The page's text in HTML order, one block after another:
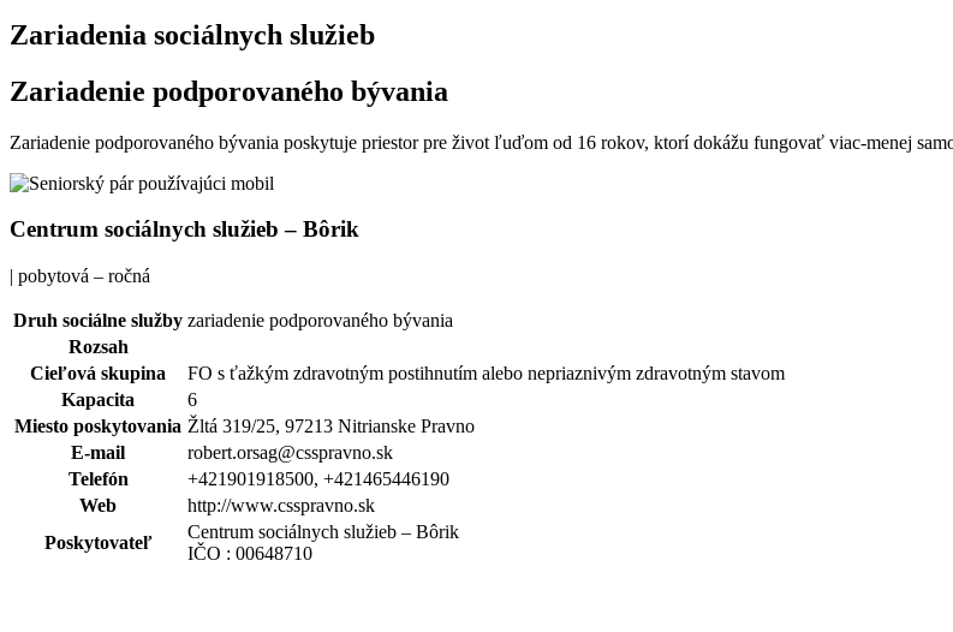
Zariadenia sociálnych služieb
Zariadenie podporovaného bývania
Zariadenie podporovaného bývania poskytuje priestor pre život ľuďom od 16 rokov, ktorí dokážu fungovať viac-menej
Centrum sociálnych služieb – Bôrik
| pobytová – ročná
Druh sociálne služby zariadenie podporovaného bývania
Rozsah
Cieľová skupina
FO s ťažkým zdravotným postihnutím alebo nepriaznivým zdravotným stavom
Kapacita
6
Miesto poskytovania Žltá 319/25, 97213 Nitrianske Pravno
E-mail
robert.orsag@csspravno.sk
Telefón
+421901918500, +421465446190
Web
http://www.csspravno.sk
Poskytovateľ
Centrum sociálnych služieb – Bôrik
IČO : 00648710